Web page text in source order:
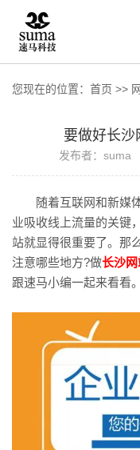
您现在的位置： 首页 >>
要做好长沙
发布者：suma
随着互联网和新媒体
业吸收线上流量的关键
站就显得很重要了。那
注意哪些地方?做长沙网
跟速马小编一起来看看。